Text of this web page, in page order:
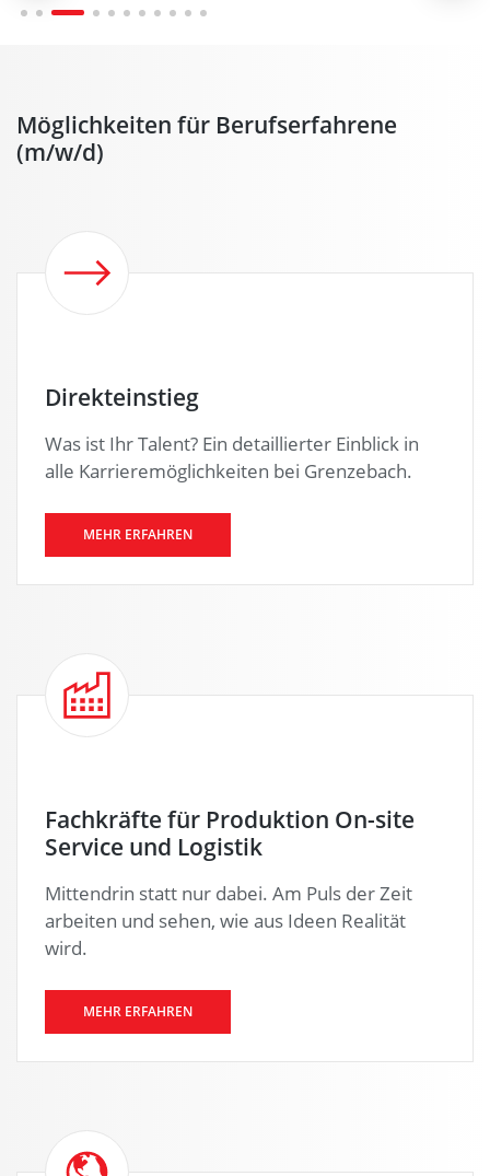
Möglichkeiten für Berufserfahrene
(m/w/d)
Direkteinstieg
Was ist Ihr Talent? Ein detaillierter Einblick in
alle Karrieremöglichkeiten bei Grenzebach.
MEHR ERFAHREN
Fachkräfte für Produktion On-site
Service und Logistik
Mittendrin statt nur dabei. Am Puls der Zeit
arbeiten und sehen, wie aus Ideen Realität
wird.
MEHR ERFAHREN